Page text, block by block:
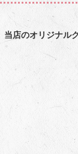
当店のオリジナル